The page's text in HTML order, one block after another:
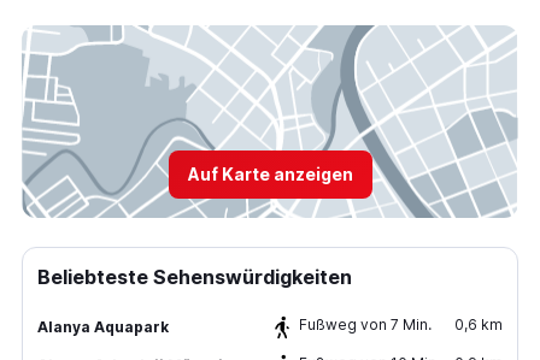
Auf Karte anzeigen
Beliebteste Sehenswürdigkeiten
Alanya Aquapark Fußweg von 7 Min. 0,6 km